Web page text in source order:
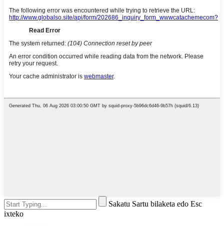
Sakatu Sartu bilaketa edo Esc
ixteko